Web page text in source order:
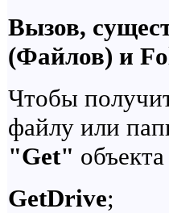
Вызов,
(Файлов) и
Чтобы
файлу или
"Get" объекта
GetDrive;